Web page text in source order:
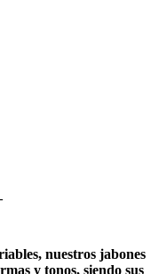
nuestros jabones
y tonos, siendo sus